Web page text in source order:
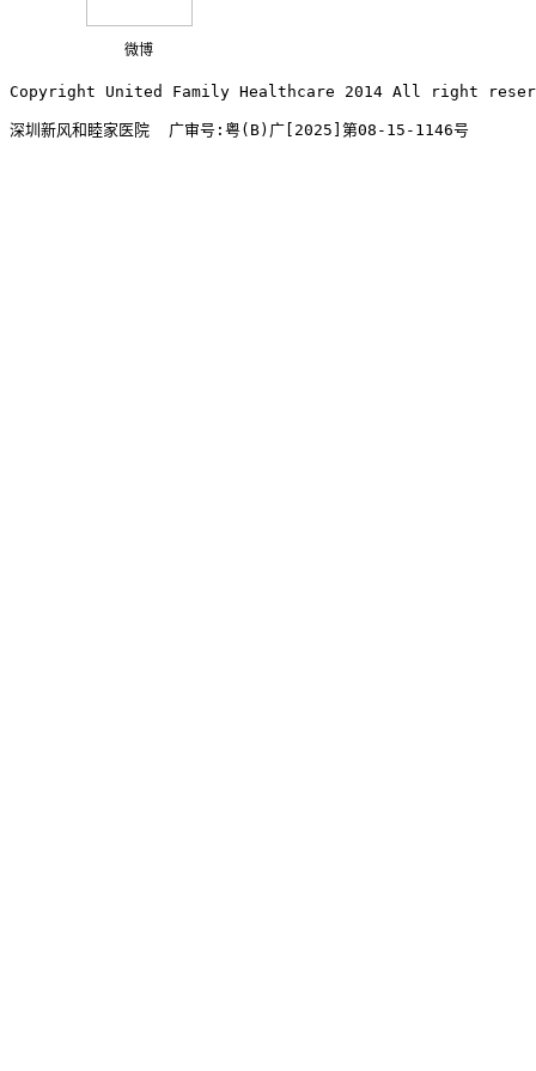
微博
Copyright United Family Healthcare 2014 All right
深圳新风和睦家医院  广审号:粤(B)广[2025]第08-15-1146号